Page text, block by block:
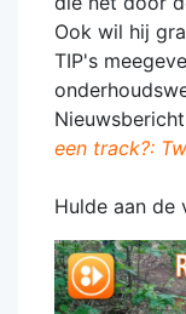
Ook wil hij
TIP's
een track?:
Hulde aan de